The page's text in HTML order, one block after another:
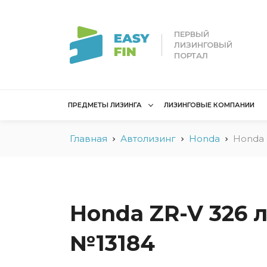
ПЕРВЫЙ
ЛИЗИНГОВЫЙ
ПОРТАЛ
ПРЕДМЕТЫ ЛИЗИНГА
Лизинг для
Грузовые автомобили
Для юридических лиц в
Беларуси
Коммерческий
Лизинг
Водный
Для
ЛИЗИНГОВЫЕ КОМПАНИИ
Главная Автолизинг Honda Honda
Honda ZR-V 326
№13184